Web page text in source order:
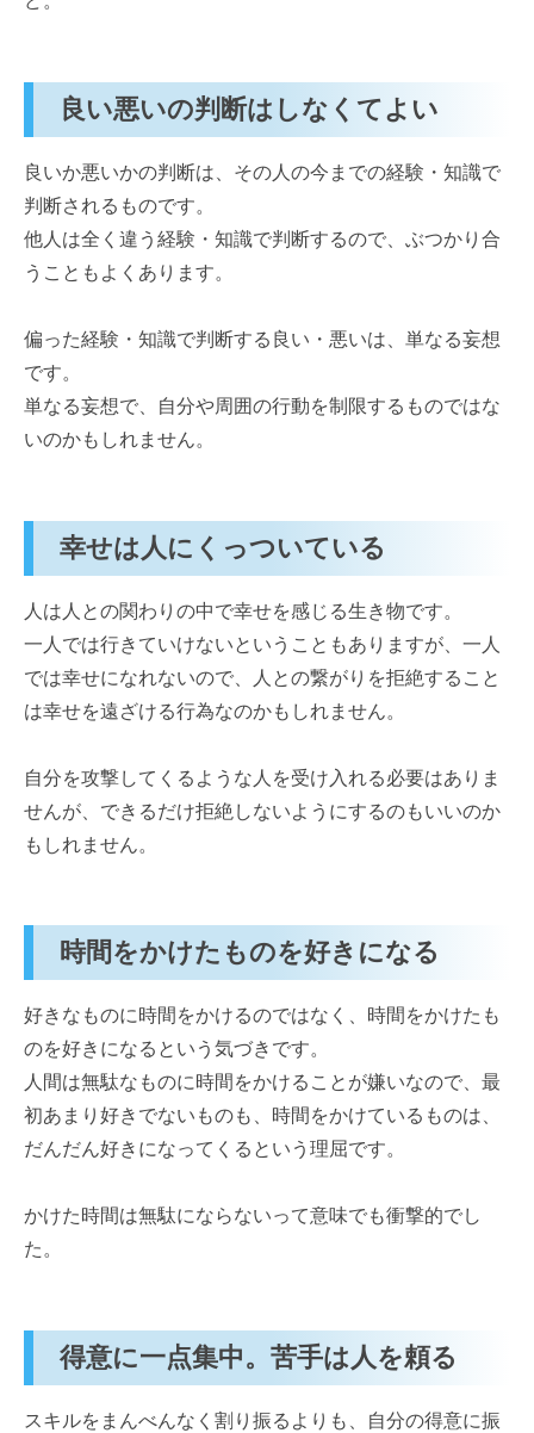
良い悪いの判断はしなくてよい
良いか悪いかの判断は、その人の今までの経験・知識で
判断されるものです。
他人は全く違う経験・知識で判断するので、ぶつかり合
うこともよくあります。
偏った経験・知識で判断する良い・悪いは、単なる妄想
です。
単なる妄想で、自分や周囲の行動を制限するものではな
いのかもしれません。
幸せは人にくっついている
人は人との関わりの中で幸せを感じる生き物です。
一人では行きていけないということもありますが、一人
では幸せになれないので、人との繋がりを拒絶すること
は幸せを遠ざける行為なのかもしれません。
自分を攻撃してくるような人を受け入れる必要はありま
せんが、できるだけ拒絶しないようにするのもいいのか
もしれません。
時間をかけたものを好きになる
好きなものに時間をかけるのではなく、時間をかけたも
のを好きになるという気づきです。
人間は無駄なものに時間をかけることが嫌いなので、最
初あまり好きでないものも、時間をかけているものは、
だんだん好きになってくるという理屈です。
かけた時間は無駄にならないって意味でも衝撃的でし
た。
得意に一点集中。苦手は人を頼る
スキルをまんべんなく割り振るよりも、自分の得意に振